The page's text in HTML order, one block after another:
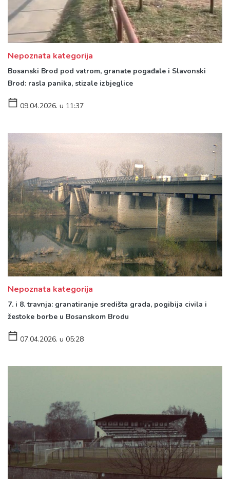
Nepoznata kategorija
Bosanski Brod pod vatrom, granate pogađale i Slavonski
Brod: rasla panika, stizale izbjeglice
09.04.2026. u 11:37
Nepoznata kategorija
7. i 8. travnja: granatiranje središta grada, pogibija civila i
žestoke borbe u Bosanskom Brodu
07.04.2026. u 05:28